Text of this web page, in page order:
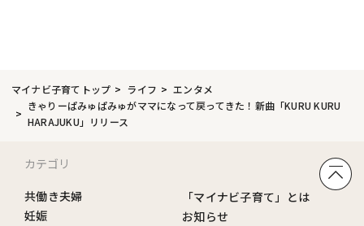
マイナビ子育てトップ ライフ
エンタメ
きゃりーぱみゅぱみゅがママになって戻ってきた！新曲「KURU KURU
HARAJUKU」リリース
カテゴリ
共働き夫婦
妊娠
「マイナビ子育て」とは
お知らせ